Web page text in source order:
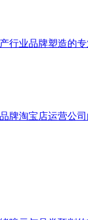
行业品牌塑造的专
牌淘宝店运营公司